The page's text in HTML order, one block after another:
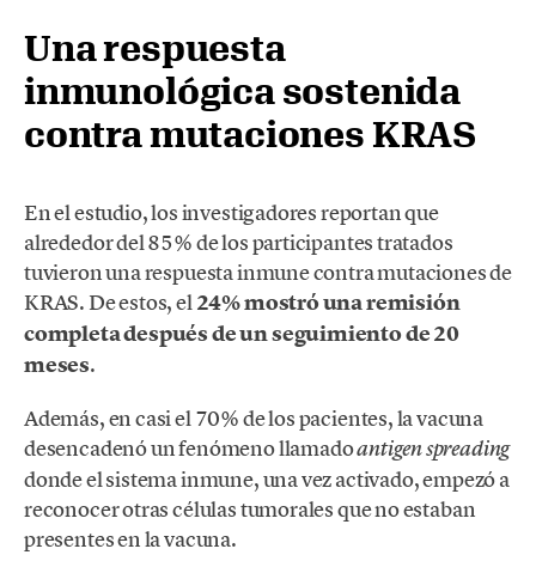
Una respuesta
inmunológica sostenida
contra mutaciones KRAS
En el estudio, los investigadores reportan que
alrededor del 85% de los participantes tratados
tuvieron una respuesta inmune contra mutaciones de
KRAS. De estos, el24% mostró una remisión
completa después de un seguimiento de 20
meses.
Además, en casi el 70% de los pacientes, la vacuna
desencadenó un fenómeno llamadoantigen spreading
donde el sistema inmune, una vez activado, empezó a
reconocer otras células tumorales que no estaban
presentes en la vacuna.